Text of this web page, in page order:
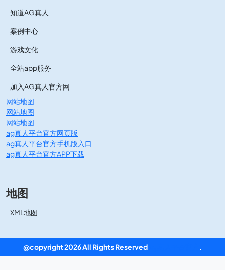
知道AG真人
案例中心
游戏文化
全站app服务
加入AG真人官方网
网站地图
网站地图
网站地图
ag真人平台官方网页版
ag真人平台官方手机版入口
ag真人平台官方APP下载
地图
XML地图
@copyright 2026 All Rights Reserved .